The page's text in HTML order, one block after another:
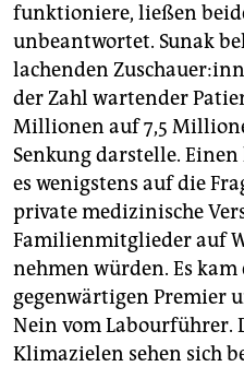
funktioniere, ließen
unbeantwortet. Sunak
lachenden
der Zahl wartender
Millionen auf 7,5
Senkung darstelle.
es wenigstens auf die
private medizinische
Familienmitglieder auf
nehmen würden. Es
gegenwärtigen Premier
Nein vom Labourführer.
Klimazielen sehen sich